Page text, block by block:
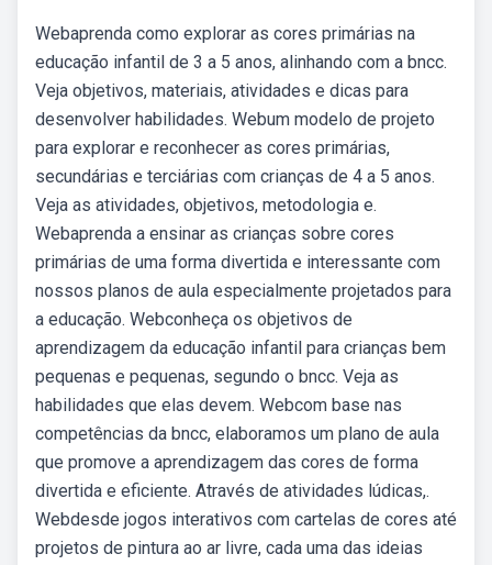
Webaprenda como explorar as cores primárias na
educação infantil de 3 a 5 anos, alinhando com a bncc.
Veja objetivos, materiais, atividades e dicas para
desenvolver habilidades. Webum modelo de projeto
para explorar e reconhecer as cores primárias,
secundárias e terciárias com crianças de 4 a 5 anos.
Veja as atividades, objetivos, metodologia e.
Webaprenda a ensinar as crianças sobre cores
primárias de uma forma divertida e interessante com
nossos planos de aula especialmente projetados para
a educação. Webconheça os objetivos de
aprendizagem da educação infantil para crianças bem
pequenas e pequenas, segundo o bncc. Veja as
habilidades que elas devem. Webcom base nas
competências da bncc, elaboramos um plano de aula
que promove a aprendizagem das cores de forma
divertida e eficiente. Através de atividades lúdicas,.
Webdesde jogos interativos com cartelas de cores até
projetos de pintura ao ar livre, cada uma das ideias